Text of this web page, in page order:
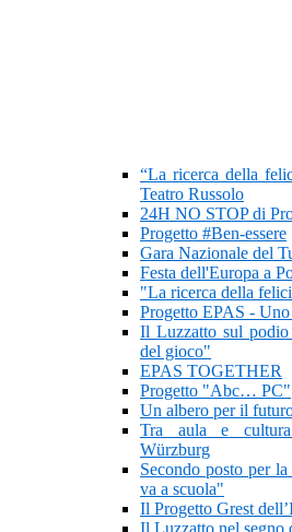
“La ricerca della
Teatro Russolo
24H NO STOP di
Progetto #Ben-essere
Gara Nazionale del
Festa dell'Europa a
"La ricerca della
Progetto EPAS -
Il Luzzatto sul
del gioco"
EPAS TOGETHER
Progetto "Abc… PC"
Un albero per il
Tra aula e
Würzburg
Secondo posto per
va a scuola"
Il Progetto Grest